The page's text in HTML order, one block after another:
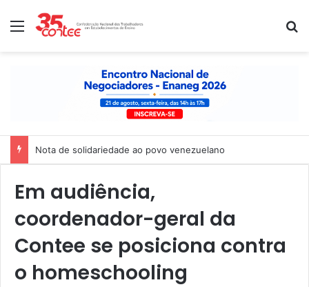
Menu
Nota de solidariedade ao povo venezuelano
Em audiência,
coordenador-geral da
Contee se posiciona contra
o homeschooling